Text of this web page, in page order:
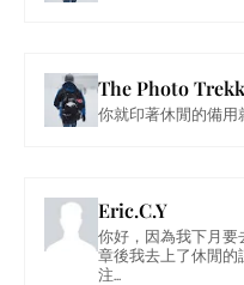
The Photo
你就印著休閒的備用
Eric.C.Y
你好，因為我下月要
章後我去上了休閒的
注...